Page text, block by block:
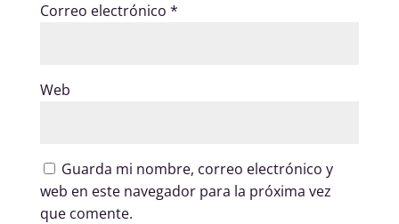
Correo electrónico *
Web
Guarda mi nombre, correo electrónico y
web en este navegador para la próxima vez
que comente.